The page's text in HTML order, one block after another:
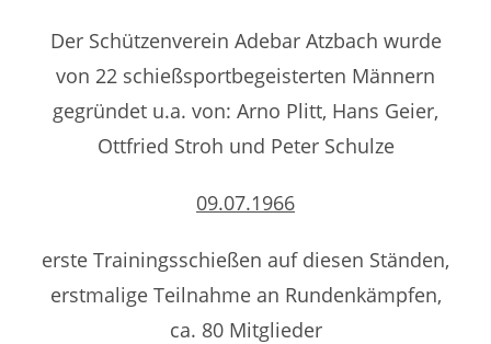
Der Schützenverein Adebar Atzbach wurde
von 22 schießsportbegeisterten Männern
gegründet u.a. von: Arno Plitt, Hans Geier,
Ottfried Stroh und Peter Schulze
09.07.1966
erste Trainingsschießen auf diesen Ständen,
erstmalige Teilnahme an Rundenkämpfen,
ca. 80 Mitglieder